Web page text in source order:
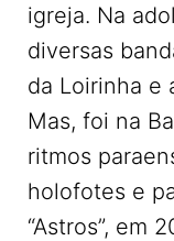
igreja. Na
diversas
da Loirinha e
Mas, foi na
ritmos
holofotes e
“Astros”, em